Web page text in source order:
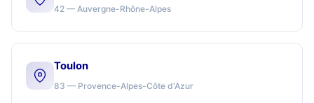
42 — Auvergne-Rhône-Alpes
Toulon
83 — Provence-Alpes-Côte d'Azur